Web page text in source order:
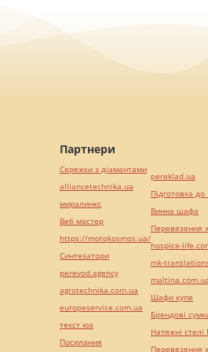
Партнери
Сережки з діамантами
alliancetechnika.ua
миралинкс
Веб мастер
https://motokosmos.ua/
Синтезатори
perevod.agency
agrotechnika.com.ua
europeservice.com.ua
текст юа
Посилання
pereklad.ua
Підготовка
Винна шафа
Перевезення
hospice-
mk-
maltina.com.ua
Шафи купе
Брендові
Натяжні
Перевезення